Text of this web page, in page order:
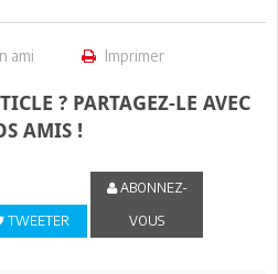
ami Imprimer
? PARTAGEZ-LE AVEC
AMIS !
TWEETER
ABONNEZ-
VOUS